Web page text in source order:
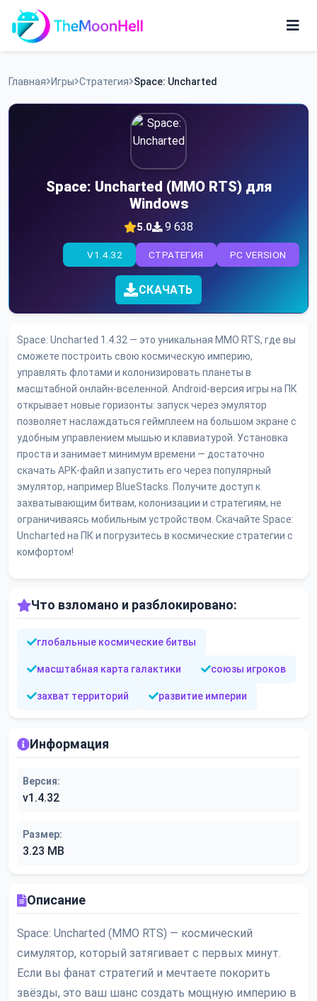
Skip
content
Приложения
Главная Игры Стратегия Space: Uncharted
Space: Uncharted (MMO RTS) для
Windows
5.0 9 638
PC VERSION
СТРАТЕГИЯ
V1.4.32
СКАЧАТЬ
Space: Uncharted 1.4.32 — это уникальная MMO RTS, где вы
сможете построить свою космическую империю,
управлять флотами и колонизировать планеты в
масштабной онлайн-вселенной. Android-версия игры на ПК
открывает новые горизонты: запуск через эмулятор
позволяет наслаждаться геймплеем на большом экране с
удобным управлением мышью и клавиатурой. Установка
проста и занимает минимум времени — достаточно
скачать APK-файл и запустить его через популярный
эмулятор, например BlueStacks. Получите доступ к
захватывающим битвам, колонизации и стратегиям, не
ограничиваясь мобильным устройством. Скачайте Space:
Uncharted на ПК и погрузитесь в космические стратегии с
комфортом!
Что взломано и разблокировано:
глобальные космические битвы
масштабная карта галактики союзы игроков
захват территорий развитие империи
Информация
Версия:
v1.4.32
Размер:
3.23 MB
Описание
Space: Uncharted (MMO RTS) — космический
симулятор, который затягивает с первых минут.
Если вы фанат стратегий и мечтаете покорить
звёзды, это ваш шанс создать мощную империю в